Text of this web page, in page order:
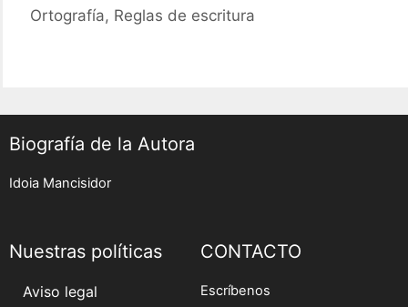
correctamente
Ortografía, Reglas de escritura
Biografía de la Autora
Idoia Mancisidor
Nuestras políticas
Aviso legal
CONTACTO
Escríbenos